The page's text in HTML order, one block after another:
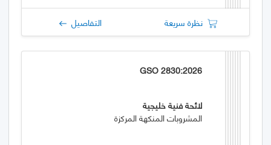
نظرة سريعة التفاصيل
GSO 2830:2026
لائحة فنية خليجية
المشروبات المنكهة المركزة